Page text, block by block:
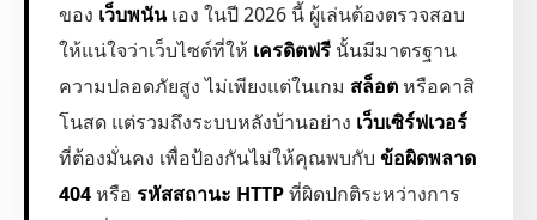
ของ เว็บพนันเอง ในปี 2026 นี้ ผู้เล่นต้องตรวจสอบ
ให้แน่ใจว่าเว็บไซต์ที่ให้ เครดิตฟรี นั้นมีมาตรฐาน
ความปลอดภัยสูง ไม่เพียงแต่ในเกม สล็อตหรือคาสิ
โนสด แต่รวมถึงระบบหลังบ้านอย่าง เว็บเซิร์ฟเวอร์
ที่ต้องมั่นคง เพื่อป้องกันไม่ให้คุณพบกับ ข้อผิดพลาด
404หรือ รหัสสถานะ HTTPที่ผิดปกติระหว่างการ